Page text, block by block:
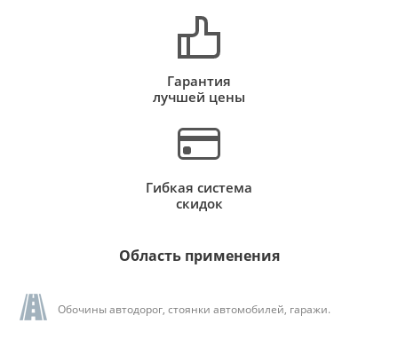
Гарантия
лучшей цены
Гибкая система
скидок
Область применения
Обочины автодорог, стоянки автомобилей, гаражи.